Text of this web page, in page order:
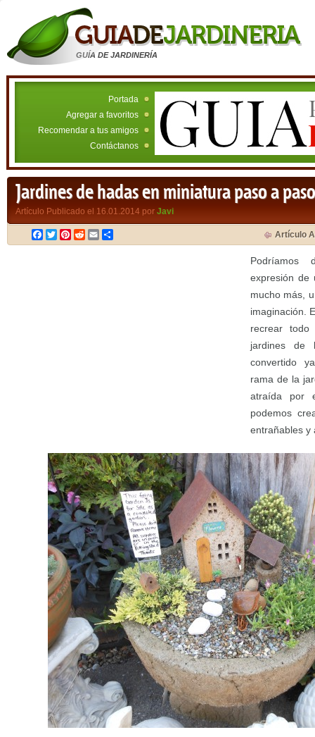
GUÍA DE JARDINERÍA
Portada
Agregar a favoritos
Recomendar a tus amigos
Contáctanos
Jardines de hadas en miniatura paso a paso
Artículo Publicado el 16.01.2014 por Javi
Facebook
TwitterPinterest
RedditEmail Artículo
expresión de
mucho más,
imaginación.
recrear
jardines de
convertido
rama de la
atraída por
podemos
entrañables y